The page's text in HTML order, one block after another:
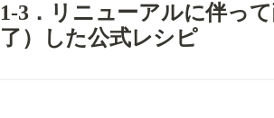
1-3．リニューアルに伴っ
了）した公式レシピ